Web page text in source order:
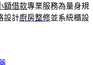
額借款專業服務為量身規
設計廚房整修並系統櫃設